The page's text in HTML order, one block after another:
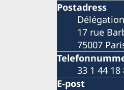
Postadress
17 rue
75007
33 1 44 18
E-post